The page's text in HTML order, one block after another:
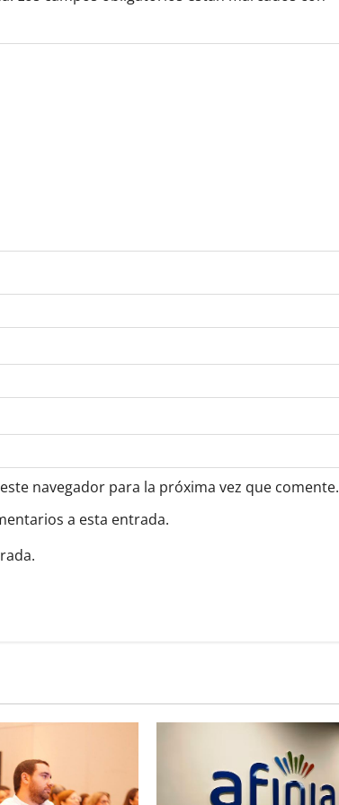
navegador para la próxima vez que comente.
a esta entrada.